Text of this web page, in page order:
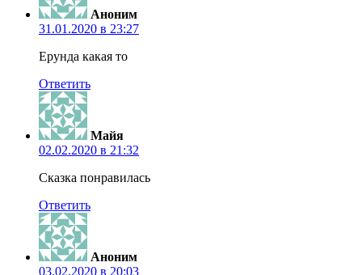
Аноним
31.01.2020 в 23:27
Ерунда какая то
Ответить
Майя
02.02.2020 в 21:32
Сказка понравилась
Ответить
Аноним
03.02.2020 в 20:03